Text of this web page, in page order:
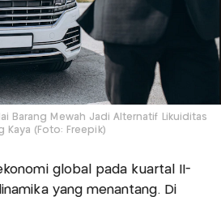
Barang Mewah Jadi Alternatif Likuiditas
Kaya (Foto: Freepik)
global pada kuartal II-
yang menantang. Di